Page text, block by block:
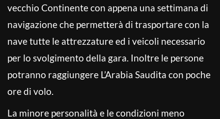
vecchio Continente con appena una settimana di
navigazione che permetterà di trasportare con la
nave tutte le attrezzature ed i veicoli necessario
per lo svolgimento della gara. Inoltre le persone
potranno raggiungere L’Arabia Saudita con poche
ore di volo.
La minore personalità e le condizioni meno